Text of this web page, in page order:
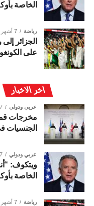
الخاصة
رياضة 7 أشهر مضت
الجزائر
على
اخر الاخبار
عربي ودولي 7 أشهر مضت
مخرجات
الجنسيات
عربي ودولي 7 أشهر مضت
ويتكوف:
الخاصة
رياضة 7 أشهر مضت